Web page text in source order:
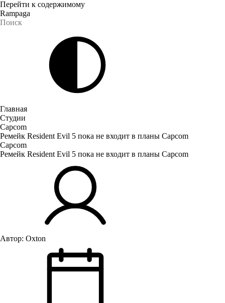
Перейти к содержимому
Rampaga
Главная
Студии
Capcom
Ремейк Resident Evil 5 пока не входит в планы Capcom
Capcom
Ремейк Resident Evil 5 пока не входит в планы Capcom
Автор: Oxton